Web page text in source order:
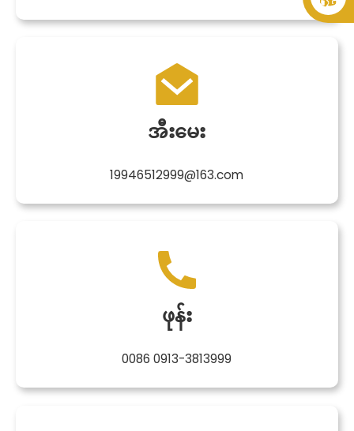
အီးမေး
19946512999@163.com
ဖုန်း
0086 0913-3813999